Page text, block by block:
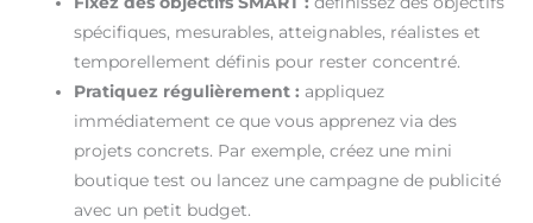
spécifiques, mesurables, atteignables, réalistes et
temporellement définis pour rester concentré.
Pratiquez régulièrement : appliquez
immédiatement ce que vous apprenez via des
projets concrets. Par exemple, créez une mini
boutique test ou lancez une campagne de publicité
avec un petit budget.